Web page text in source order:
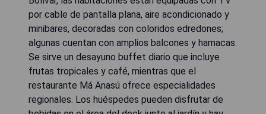
por cable de pantalla plana, aire acondicionado y
minibares, decoradas con coloridos edredones;
algunas cuentan con amplios balcones y hamacas.
Se sirve un desayuno buffet diario que incluye
frutas tropicales y café, mientras que el
restaurante Má Anasú ofrece especialidades
regionales. Los huéspedes pueden disfrutar de